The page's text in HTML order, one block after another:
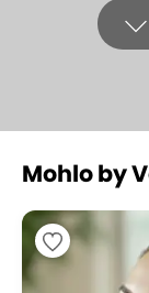
klientky:
Mohlo by